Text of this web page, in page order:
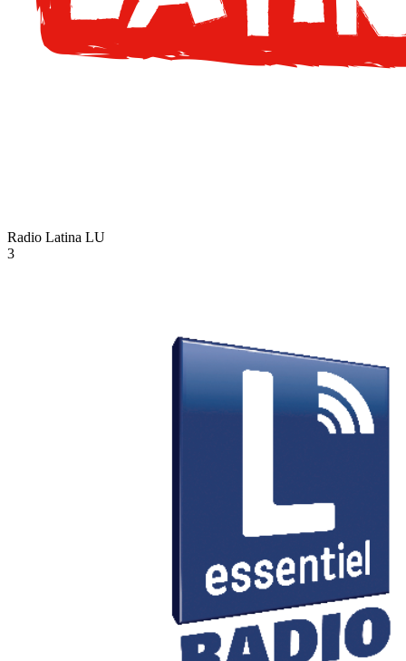
Radio Latina LU
3